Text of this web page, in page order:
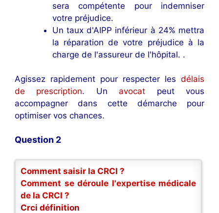
sera compétente pour indemniser
votre préjudice.
Un taux d'AIPP inférieur à 24% mettra
la réparation de votre préjudice à la
charge de l'assureur de l'hôpital. .
Agissez rapidement pour respecter les délais
de prescription. Un avocat peut vous
accompagner dans cette démarche pour
optimiser vos chances.
Question 2
Comment saisir la CRCI ?
Comment se déroule l'expertise médicale
de la CRCI ?
Crci définition